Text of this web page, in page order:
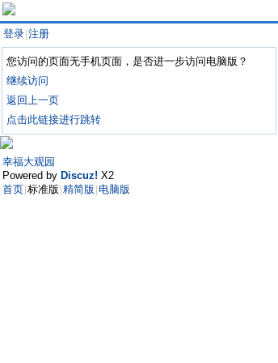
登录 注册
您访问的页面无手机页面，是否进一步访问电脑版？
继续访问
返回上一页
点击此链接进行跳转
幸福大观园
Powered by Discuz! X2
首页 标准版 精简版 电脑版